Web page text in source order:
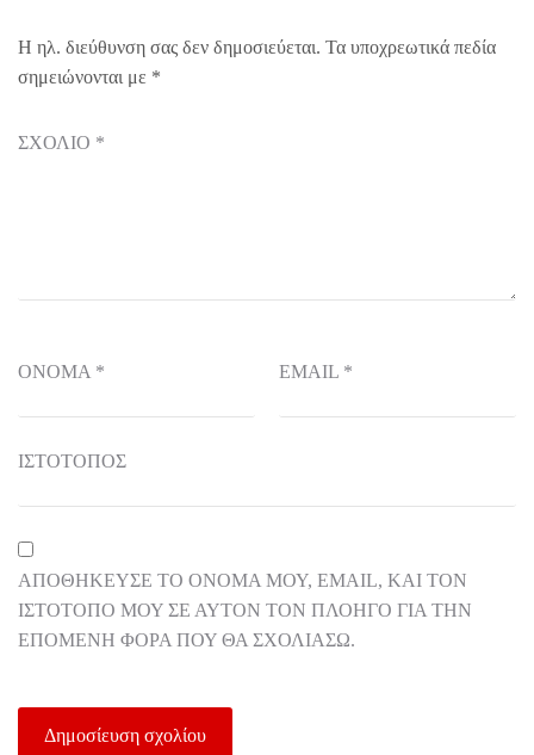
Η ηλ. διεύθυνση σας δεν δημοσιεύεται. Τα υποχρεωτικά πεδία
σημειώνονται με *
ΣΧΌΛΙΟ *
ΌΝΟΜΑ * EMAIL *
ΙΣΤΌΤΟΠΟΣ
ΑΠΟΘΉΚΕΥΣΕ ΤΟ ΌΝΟΜΆ ΜΟΥ, EMAIL, ΚΑΙ ΤΟΝ
ΙΣΤΌΤΟΠΟ ΜΟΥ ΣΕ ΑΥΤΌΝ ΤΟΝ ΠΛΟΗΓΌ ΓΙΑ ΤΗΝ
ΕΠΌΜΕΝΗ ΦΟΡΆ ΠΟΥ ΘΑ ΣΧΟΛΙΆΣΩ.